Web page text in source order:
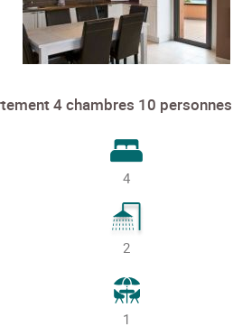
4 chambres 10
4
2
1